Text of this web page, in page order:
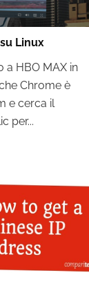
Linux
a HBO MAX in
Chrome è
e cerca il
per...